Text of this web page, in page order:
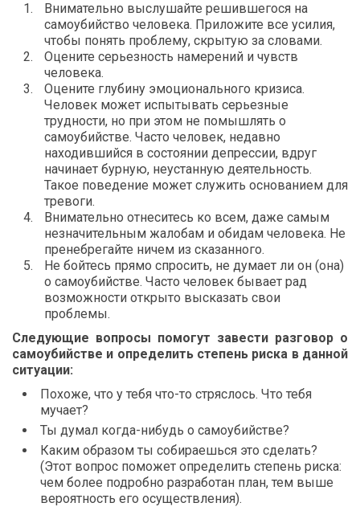
Внимательно выслушайте решившегося на
самоубийство человека. Приложите все усилия,
чтобы понять проблему, скрытую за словами.
Оцените серьезность намерений и чувств
человека.
Оцените глубину эмоционального кризиса.
Человек может испытывать серьезные
трудности, но при этом не помышлять о
самоубийстве. Часто человек, недавно
находившийся в состоянии депрессии, вдруг
начинает бурную, неустанную деятельность.
Такое поведение может служить основанием для
тревоги.
Внимательно отнеситесь ко всем, даже самым
незначительным жалобам и обидам человека. Не
пренебрегайте ничем из сказанного.
Не бойтесь прямо спросить, не думает ли он (она)
о самоубийстве. Часто человек бывает рад
возможности открыто высказать свои
проблемы.
Следующие вопросы помогут завести разговор о
самоубийстве и определить степень риска в данной
ситуации:
Похоже, что у тебя что-то стряслось. Что тебя
мучает?
Ты думал когда-нибудь о самоубийстве?
Каким образом ты собираешься это сделать?
(Этот вопрос поможет определить степень риска:
чем более подробно разработан план, тем выше
вероятность его осуществления).